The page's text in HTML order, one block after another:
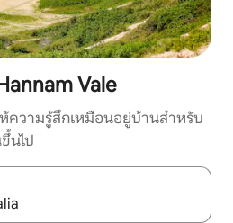
Vale
วามรู้สึกเหมือนอยู่บ้านสำหรับ
นไป
มผัสหรือปัด เพื่อสำรวจผลการค้นหา